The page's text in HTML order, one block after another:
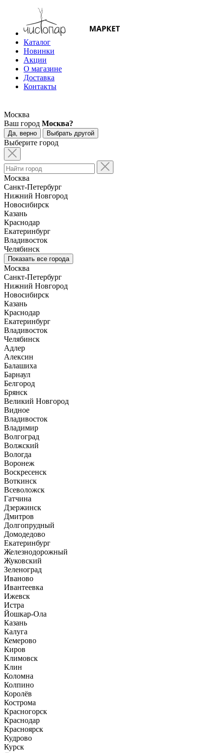
Каталог
Новинки
Акции
О магазине
Доставка
Контакты
Москва
Ваш город Москва?
Да, верно Выбрать другой
Выберите город
Москва
Санкт-Петербург
Нижний Новгород
Новосибирск
Казань
Краснодар
Екатеринбург
Владивосток
Челябинск
Показать все города
Москва
Санкт-Петербург
Нижний Новгород
Новосибирск
Казань
Краснодар
Екатеринбург
Владивосток
Челябинск
Адлер
Алексин
Балашиха
Барнаул
Белгород
Брянск
Великий Новгород
Видное
Владивосток
Владимир
Волгоград
Волжский
Вологда
Воронеж
Воскресенск
Воткинск
Всеволожск
Гатчина
Дзержинск
Дмитров
Долгопрудный
Домодедово
Екатеринбург
Железнодорожный
Жуковский
Зеленоград
Иваново
Ивантеевка
Ижевск
Истра
Йошкар-Ола
Казань
Калуга
Кемерово
Киров
Климовск
Клин
Коломна
Колпино
Королёв
Кострома
Красногорск
Краснодар
Красноярск
Кудрово
Курск